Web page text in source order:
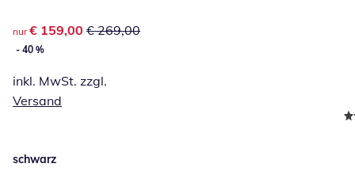
reduzierter Preis € 159,00, vorheriger Preis: € 269,00
nur € 159,00 € 269,00
- 40 %
inkl. MwSt. zzgl.
Versand
schwarz